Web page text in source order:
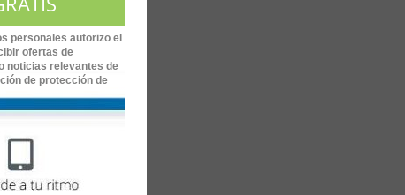
equipos
personales autorizo el
ofertas de
noticias relevantes de
de protección de